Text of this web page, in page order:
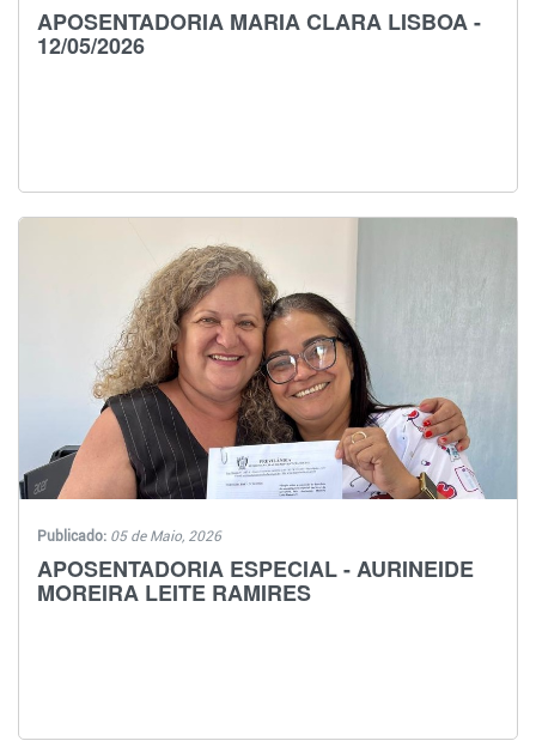
APOSENTADORIA MARIA CLARA LISBOA -
12/05/2026
Publicado: 05 de Maio, 2026
APOSENTADORIA ESPECIAL - AURINEIDE
MOREIRA LEITE RAMIRES